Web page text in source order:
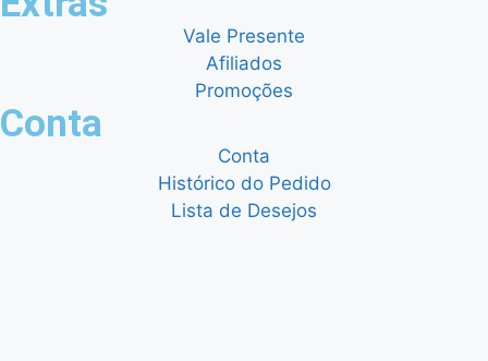
Vale Presente
Afiliados
Promoções
Conta
Conta
Histórico do Pedido
Lista de Desejos